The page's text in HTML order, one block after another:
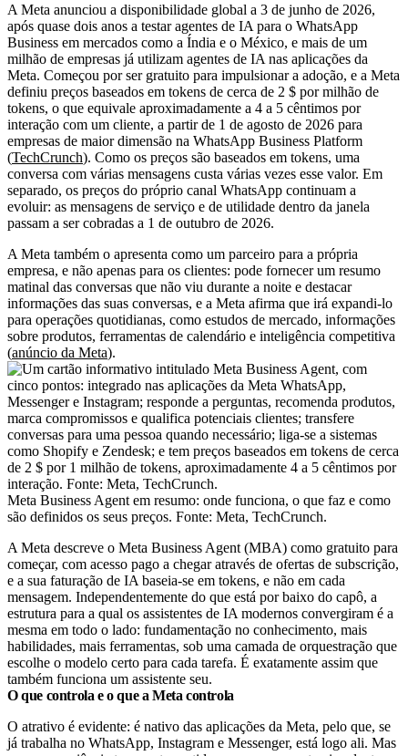
A Meta anunciou a disponibilidade global a 3 de junho de 2026,
após quase dois anos a testar agentes de IA para o WhatsApp
Business em mercados como a Índia e o México, e mais de um
milhão de empresas já utilizam agentes de IA nas aplicações da
Meta. Começou por ser gratuito para impulsionar a adoção, e a Meta
definiu preços baseados em tokens de cerca de 2 $ por milhão de
tokens, o que equivale aproximadamente a 4 a 5 cêntimos por
interação com um cliente, a partir de 1 de agosto de 2026 para
empresas de maior dimensão na WhatsApp Business Platform
(TechCrunch). Como os preços são baseados em tokens, uma
conversa com várias mensagens custa várias vezes esse valor. Em
separado, os preços do próprio canal WhatsApp continuam a
evoluir: as mensagens de serviço e de utilidade dentro da janela
passam a ser cobradas a 1 de outubro de 2026.
A Meta também o apresenta como um parceiro para a própria
empresa, e não apenas para os clientes: pode fornecer um resumo
matinal das conversas que não viu durante a noite e destacar
informações das suas conversas, e a Meta afirma que irá expandi-lo
para operações quotidianas, como estudos de mercado, informações
sobre produtos, ferramentas de calendário e inteligência competitiva
(anúncio da Meta).
Meta Business Agent em resumo: onde funciona, o que faz e como
são definidos os seus preços. Fonte: Meta, TechCrunch.
A Meta descreve o Meta Business Agent (MBA) como gratuito para
começar, com acesso pago a chegar através de ofertas de subscrição,
e a sua faturação de IA baseia-se em tokens, e não em cada
mensagem. Independentemente do que está por baixo do capô, a
estrutura para a qual os assistentes de IA modernos convergiram é a
mesma em todo o lado: fundamentação no conhecimento, mais
habilidades, mais ferramentas, sob uma camada de orquestração que
escolhe o modelo certo para cada tarefa. É exatamente assim que
também funciona um assistente seu.
O que controla e o que a Meta controla
O atrativo é evidente: é nativo das aplicações da Meta, pelo que, se
já trabalha no WhatsApp, Instagram e Messenger, está logo ali. Mas